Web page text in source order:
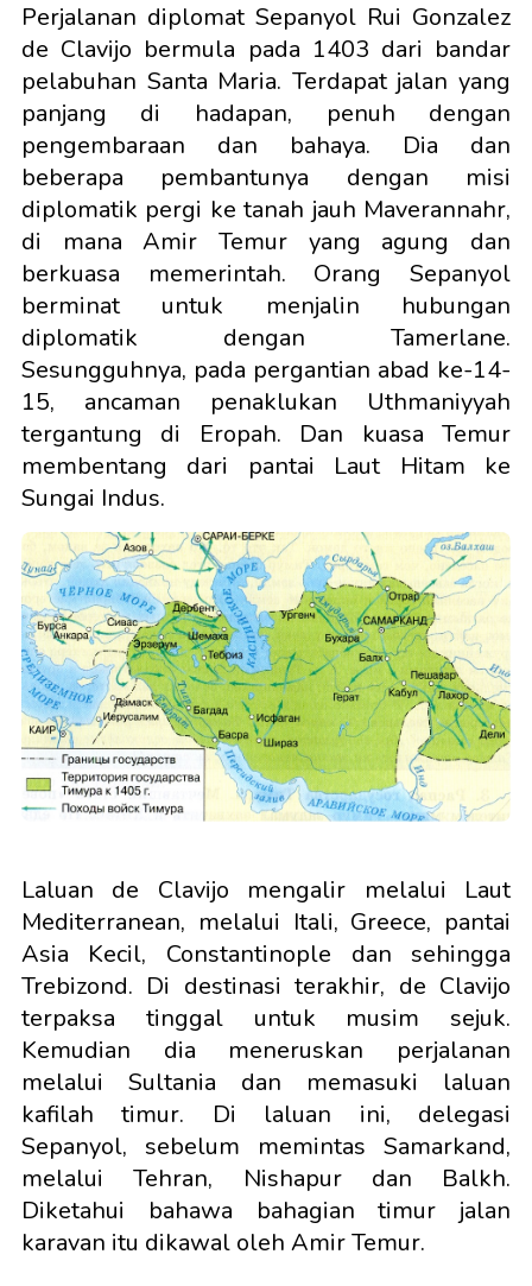
Perjalanan diplomat Sepanyol Rui Gonzalez
de Clavijo bermula pada 1403 dari bandar
pelabuhan Santa Maria. Terdapat jalan yang
panjang di hadapan, penuh dengan
pengembaraan dan bahaya. Dia dan
beberapa pembantunya dengan misi
diplomatik pergi ke tanah jauh Maverannahr,
di mana Amir Temur yang agung dan
berkuasa memerintah. Orang Sepanyol
berminat untuk menjalin hubungan
diplomatik dengan Tamerlane.
Sesungguhnya, pada pergantian abad ke-14-
15, ancaman penaklukan Uthmaniyyah
tergantung di Eropah. Dan kuasa Temur
membentang dari pantai Laut Hitam ke
Sungai Indus.
Laluan de Clavijo mengalir melalui Laut
Mediterranean, melalui Itali, Greece, pantai
Asia Kecil, Constantinople dan sehingga
Trebizond. Di destinasi terakhir, de Clavijo
terpaksa tinggal untuk musim sejuk.
Kemudian dia meneruskan perjalanan
melalui Sultania dan memasuki laluan
kafilah timur. Di laluan ini, delegasi
Sepanyol, sebelum memintas Samarkand,
melalui Tehran, Nishapur dan Balkh.
Diketahui bahawa bahagian timur jalan
karavan itu dikawal oleh Amir Temur.